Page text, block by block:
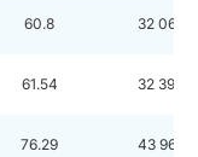
60.8 32 067
61.54 32 398
76.29 43 960